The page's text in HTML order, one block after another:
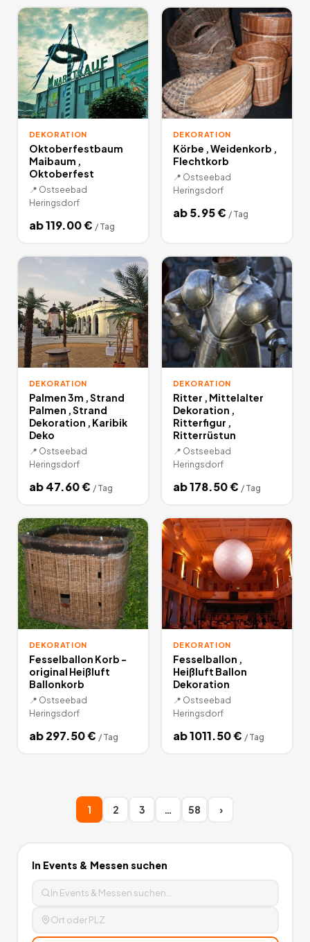
DEKORATION
Oktoberfestbaum
Maibaum ,
Oktoberfest
📍 Ostseebad
Heringsdorf
ab119.00€ / Tag
DEKORATION
Körbe , Weidenkorb ,
Flechtkorb
📍 Ostseebad
Heringsdorf
ab5.95€ / Tag
DEKORATION
Palmen 3m , Strand
Palmen , Strand
Dekoration , Karibik
Deko
📍 Ostseebad
Heringsdorf
ab47.60€ / Tag
DEKORATION
Ritter , Mittelalter
Dekoration ,
Ritterfigur ,
Ritterrüstun
📍 Ostseebad
Heringsdorf
ab178.50€ / Tag
DEKORATION
Fesselballon Korb -
original Heißluft
Ballonkorb
📍 Ostseebad
Heringsdorf
ab297.50€ / Tag
DEKORATION
Fesselballon ,
Heißluft Ballon
Dekoration
📍 Ostseebad
Heringsdorf
ab1011.50€ / Tag
1 2 3 … 58 ›
In Events & Messen suchen